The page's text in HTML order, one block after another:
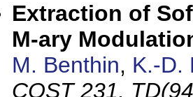
Extraction of
M-ary
M. Benthin, K.-D.
COST 231,